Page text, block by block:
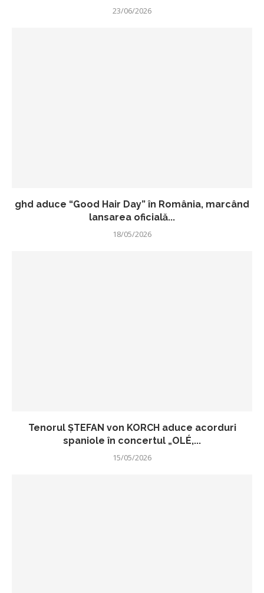
23/06/2026
ghd aduce “Good Hair Day” în România, marcând
lansarea oficială...
18/05/2026
Tenorul ŞTEFAN von KORCH aduce acorduri
spaniole în concertul „OLÉ,...
15/05/2026